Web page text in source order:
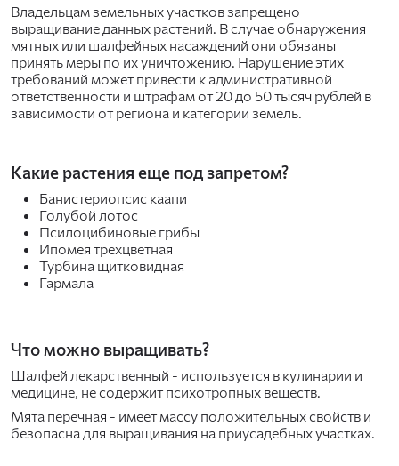
Владельцам земельных участков запрещено
выращивание данных растений. В случае обнаружения
мятных или шалфейных насаждений они обязаны
принять меры по их уничтожению. Нарушение этих
требований может привести к административной
ответственности и штрафам от 20 до 50 тысяч рублей в
зависимости от региона и категории земель.
Какие растения еще под запретом?
Банистериопсис каапи
Голубой лотос
Псилоцибиновые грибы
Ипомея трехцветная
Турбина щитковидная
Гармала
Что можно выращивать?
Шалфей лекарственный - используется в кулинарии и
медицине, не содержит психотропных веществ.
Мята перечная - имеет массу положительных свойств и
безопасна для выращивания на приусадебных участках.